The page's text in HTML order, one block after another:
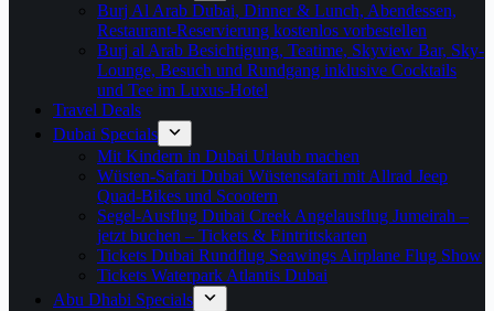
Burj Al Arab Dubai, Dinner & Lunch, Abendessen,
Restaurant-Reservierung kostenlos vorbestellen
Burj al Arab Besichtigung, Teatime, Skyview Bar, Sky-
Lounge, Besuch und Rundgang inklusive Cocktails
und Tee im Luxus-Hotel
Travel Deals
Dubai Specials
Mit Kindern in Dubai Urlaub machen
Wüsten-Safari Dubai Wüstensafari mit Allrad Jeep
Quad-Bikes und Scootern
Segel-Ausflug Dubai Creek Angelausflug Jumeirah –
jetzt buchen – Tickets & Eintrittskarten
Tickets Dubai Rundflug Seawings Airplane Flug Show
Tickets Waterpark Atlantis Dubai
Abu Dhabi Specials